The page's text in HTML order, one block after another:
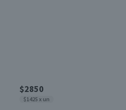
$2850
$1425 x un